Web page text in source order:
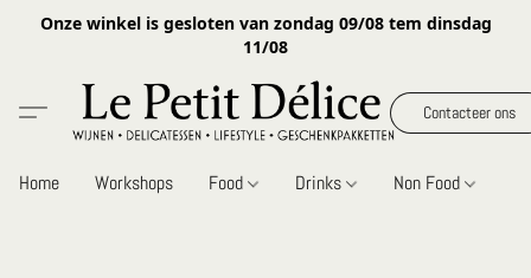
Onze winkel is gesloten van zondag 09/08 tem dinsdag
11/08
Contacteer ons
Home Workshops Food Drinks Non Food